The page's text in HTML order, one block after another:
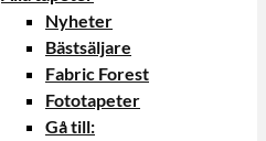
Nyheter
Bästsäljare
Fabric Forest
Fototapeter
Gå till: